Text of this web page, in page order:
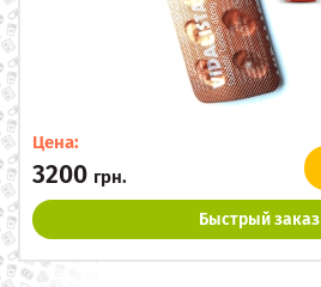
Цена:
3200 грн.
Быстрый заказ